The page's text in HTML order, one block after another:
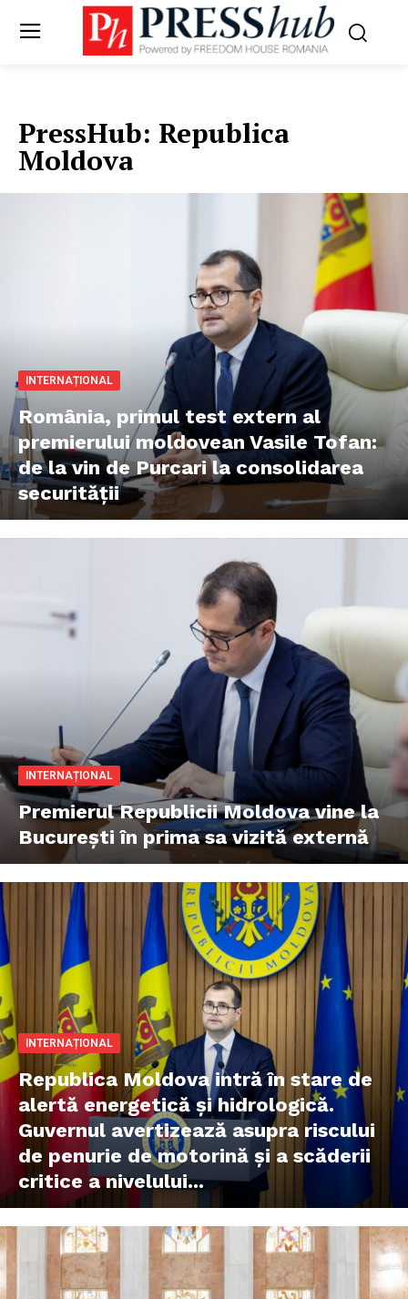
PressHub: Republica
Moldova
INTERNAȚIONAL
România, primul test extern al
premierului moldovean Vasile Tofan:
de la vin de Purcari la consolidarea
securității
INTERNAȚIONAL
Premierul Republicii Moldova vine la
București în prima sa vizită externă
INTERNAȚIONAL
Republica Moldova intră în stare de
alertă energetică și hidrologică.
Guvernul avertizează asupra riscului
de penurie de motorină și a scăderii
critice a nivelului...